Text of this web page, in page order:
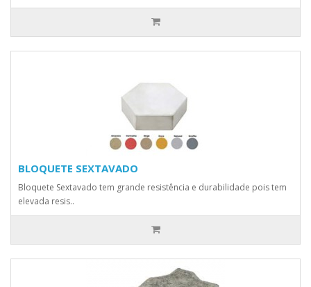
BLOQUETE SEXTAVADO
Bloquete Sextavado tem grande resistência e durabilidade pois tem
elevada resis..